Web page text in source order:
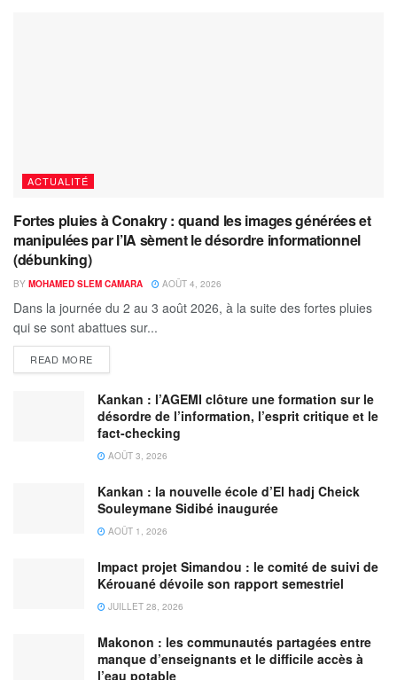
ACTUALITÉ
Fortes pluies à Conakry : quand les images générées et
manipulées par l’IA sèment le désordre informationnel
(débunking)
BY MOHAMED SLEM CAMARA AOÛT 4, 2026
Dans la journée du 2 au 3 août 2026, à la suite des fortes pluies
qui se sont abattues sur...
READ MORE
Kankan : l’AGEMI clôture une formation sur le
désordre de l’information, l’esprit critique et le
fact-checking
AOÛT 3, 2026
Kankan : la nouvelle école d’El hadj Cheick
Souleymane Sidibé inaugurée
AOÛT 1, 2026
Impact projet Simandou : le comité de suivi de
Kérouané dévoile son rapport semestriel
JUILLET 28, 2026
Makonon : les communautés partagées entre
manque d’enseignants et le difficile accès à
l’eau potable